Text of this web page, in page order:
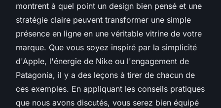
montrent à quel point un design bien pensé et une
stratégie claire peuvent transformer une simple
présence en ligne en une véritable vitrine de votre
marque. Que vous soyez inspiré par la simplicité
d'Apple, l'énergie de Nike ou l'engagement de
Patagonia, il y a des leçons à tirer de chacun de
ces exemples. En appliquant les conseils pratiques
que nous avons discutés, vous serez bien équipé